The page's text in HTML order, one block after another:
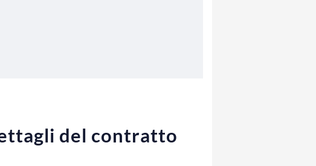
del contratto